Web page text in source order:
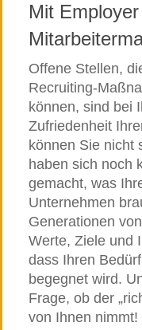
Mit
Offene Stellen,
Recruiting-
können, sind bei
Zufriedenheit
können Sie nicht
haben sich noch
gemacht, was
Unternehmen
Generationen
Werte, Ziele und
dass Ihren
begegnet wird.
Frage, ob der
von Ihnen nimmt!